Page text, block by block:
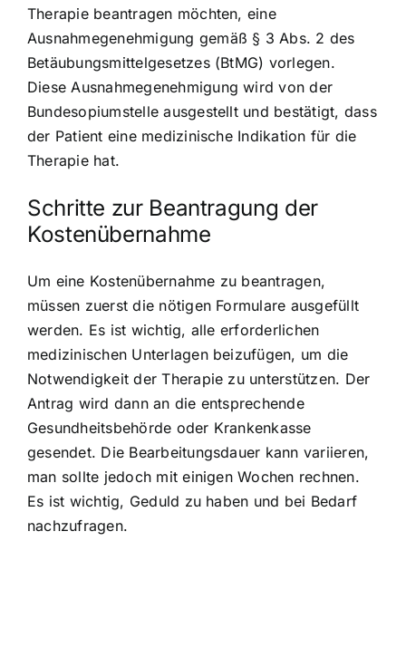
Therapie beantragen möchten, eine
Ausnahmegenehmigung gemäß § 3 Abs. 2 des
Betäubungsmittelgesetzes (BtMG) vorlegen.
Diese Ausnahmegenehmigung wird von der
Bundesopiumstelle ausgestellt und bestätigt, dass
der Patient eine medizinische Indikation für die
Therapie hat.
Schritte zur Beantragung der
Kostenübernahme
Um eine Kostenübernahme zu beantragen,
müssen zuerst die nötigen Formulare ausgefüllt
werden. Es ist wichtig, alle erforderlichen
medizinischen Unterlagen beizufügen, um die
Notwendigkeit der Therapie zu unterstützen. Der
Antrag wird dann an die entsprechende
Gesundheitsbehörde oder Krankenkasse
gesendet. Die Bearbeitungsdauer kann variieren,
man sollte jedoch mit einigen Wochen rechnen.
Es ist wichtig, Geduld zu haben und bei Bedarf
nachzufragen.